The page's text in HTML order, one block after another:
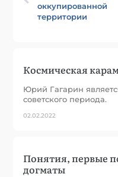
оккупированной
территории
Космическая
Юрий Гагарин
советского периода.
02.02.2022
Понятия, первые
догматы